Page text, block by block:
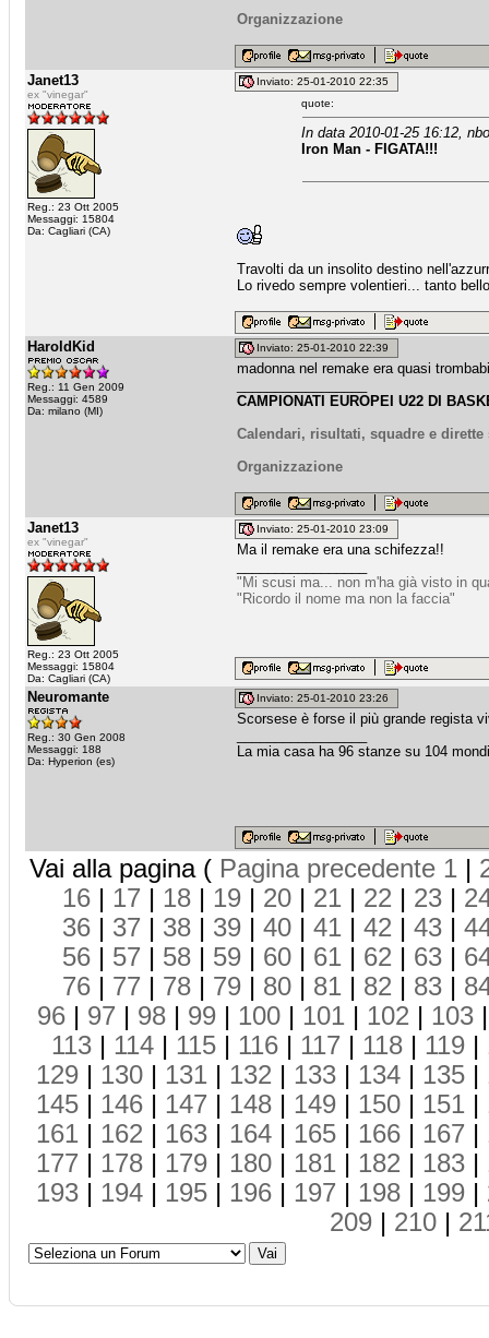
Organizzazione
Janet13
ex "vinegar"
Reg.: 23 Ott 2005
Messaggi: 15804
Da: Cagliari (CA)
Inviato: 25-01-2010 22:35
quote:
In data 2010-01-25 16:12,
Iron Man - FIGATA!!!
Travolti da un insolito destino
Lo rivedo sempre volentieri... tanto
HaroldKid
Reg.: 11 Gen 2009
Messaggi: 4589
Da: milano (MI)
Inviato: 25-01-2010 22:39
madonna nel remake era quasi
CAMPIONATI EUROPEI U22 DI
Calendari, risultati, squadre e dirette
Organizzazione
Janet13
ex "vinegar"
Reg.: 23 Ott 2005
Messaggi: 15804
Da: Cagliari (CA)
Inviato: 25-01-2010 23:09
Ma il remake era una schifezza!!
"Mi scusi ma... non m'ha già visto in
"Ricordo il nome ma non la faccia"
Neuromante
Reg.: 30 Gen 2008
Messaggi: 188
Da: Hyperion (es)
Inviato: 25-01-2010 23:26
Scorsese è forse il più grande regista
La mia casa ha 96 stanze su 104
Vai alla pagina ( Pagina precedente 1 |
16 | 17 | 18 | 19 | 20 | 21 | 22 | 23 |
36 | 37 | 38 | 39 | 40 | 41 | 42 | 43 |
56 | 57 | 58 | 59 | 60 | 61 | 62 | 63 |
76 | 77 | 78 | 79 | 80 | 81 | 82 | 83 |
96 | 97 | 98 | 99 | 100 | 101 | 102 | 103
113 | 114 | 115 | 116 | 117 | 118 | 119 |
129 | 130 | 131 | 132 | 133 | 134 | 135 |
145 | 146 | 147 | 148 | 149 | 150 | 151 |
161 | 162 | 163 | 164 | 165 | 166 | 167 |
177 | 178 | 179 | 180 | 181 | 182 | 183 |
193 | 194 | 195 | 196 | 197 | 198 | 199 |
209 | 210 |